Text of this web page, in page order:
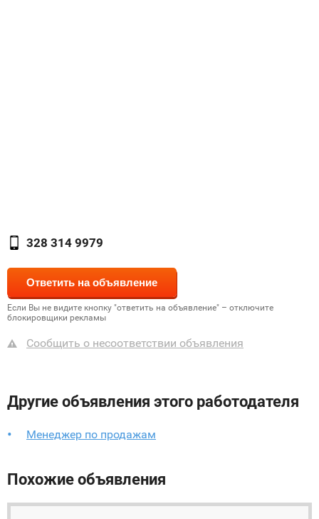
328 314 9979
Если Вы не видите кнопку "ответить на объявление" – отключите
блокировщики рекламы
Сообщить о несоответствии объявления
Другие объявления этого работодателя
Менеджер по продажам
Похожие объявления